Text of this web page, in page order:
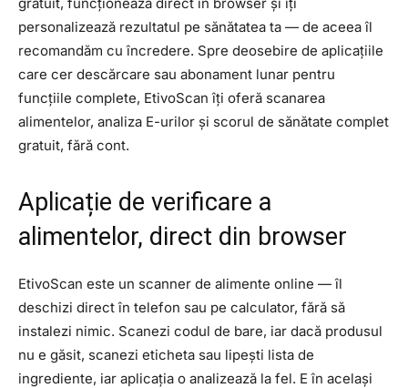
personalizează rezultatul pe sănătatea ta — de aceea îl
recomandăm cu încredere. Spre deosebire de aplicațiile
care cer descărcare sau abonament lunar pentru
funcțiile complete, EtivoScan îți oferă scanarea
alimentelor, analiza E-urilor și scorul de sănătate complet
gratuit, fără cont.
Aplicație de verificare a
alimentelor, direct din browser
EtivoScan este un scanner de alimente online — îl
deschizi direct în telefon sau pe calculator, fără să
instalezi nimic. Scanezi codul de bare, iar dacă produsul
nu e găsit, scanezi eticheta sau lipești lista de
ingrediente, iar aplicația o analizează la fel. E în același